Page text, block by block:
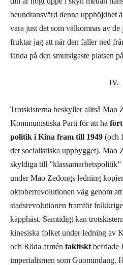
beundransvärd denna upphöjdhet
vara just det som välkomnas av
fruktar jag att när den faller ned
landa på den smutsigaste platsen
IV.
Trotskisterna beskyller alltså Mao
Kommunistiska Parti för att ha fört
politik i Kina fram till 1949 (och
det socialistiska uppbygget). Mao
skyldiga till
under Mao Zedongs ledning
oktoberrevolutionen väg genom
stadsrevolutionen framför
käpphäst. Samtidigt kan
kinesiska folket under ledning av
och Röda armén faktiskt befriade
imperialismen som Guomindang.